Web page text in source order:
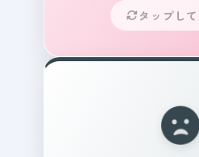
タップし
は頑張ってきた
優しく抱きしめ
あなたは今、
海していますか